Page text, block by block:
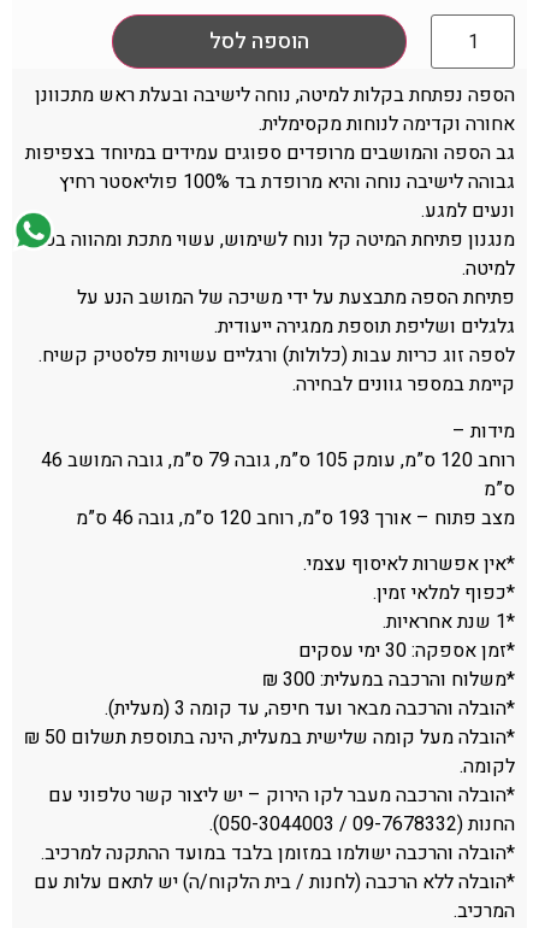
הוספה לסל
הספה נפתחת בקלות למיטה, נוחה לישיבה ובעלת ראש מתכוונן
אחורה וקדימה לנוחות מקסימלית.
גב הספה והמושבים מרופדים ספוגים עמידים במיוחד בצפיפות
גבוהה לישיבה נוחה והיא מרופדת בד 100% פוליאסטר רחיץ
ונעים למגע.
מנגנון פתיחת המיטה קל ונוח לשימוש, עשוי מתכת ומהווה בסיס
למיטה.
פתיחת הספה מתבצעת על ידי משיכה של המושב הנע על
גלגלים ושליפת תוספת ממגירה ייעודית.
לספה זוג כריות עבות (כלולות) ורגליים עשויות פלסטיק קשיח.
קיימת במספר גוונים לבחירה.
מידות –
רוחב 120 ס”מ, עומק 105 ס”מ, גובה 79 ס”מ, גובה המושב 46
ס”מ
מצב פתוח – אורך 193 ס”מ, רוחב 120 ס”מ, גובה 46 ס”מ
*אין אפשרות לאיסוף עצמי.
*כפוף למלאי זמין.
*1 שנת אחראיות.
*זמן אספקה: 30 ימי עסקים
*משלוח והרכבה במעלית: 300 ₪
*הובלה והרכבה מבאר ועד חיפה, עד קומה 3 (מעלית).
*הובלה מעל קומה שלישית במעלית, הינה בתוספת תשלום 50 ₪
לקומה.
*הובלה והרכבה מעבר לקו הירוק – יש ליצור קשר טלפוני עם
החנות (09-7678332 / 050-3044003).
*הובלה והרכבה ישולמו במזומן בלבד במועד ההתקנה למרכיב.
*הובלה ללא הרכבה (לחנות / בית הלקוח/ה) יש לתאם עלות עם
המרכיב.